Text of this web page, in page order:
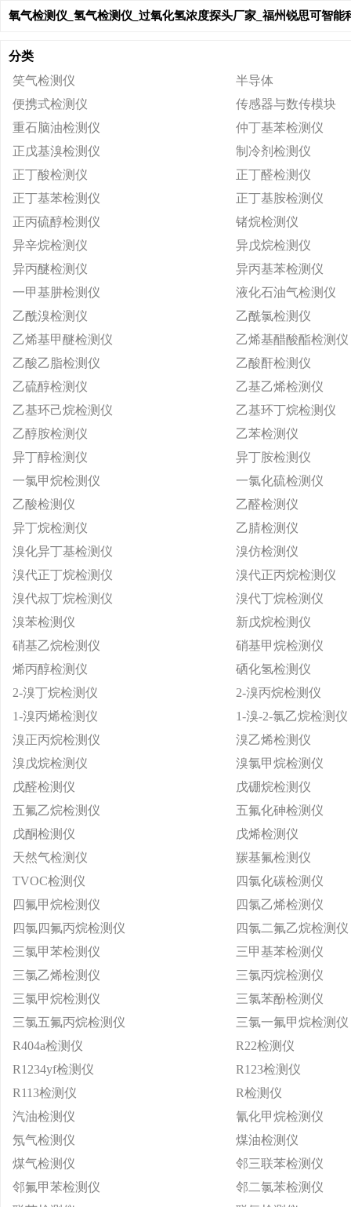
氧气检测仪_氢气检测仪_过氧化氢浓度探头厂家_福州锐思可智能
分类
笑气检测仪
半导体
便携式检测仪
传感器与数传模块
重石脑油检测仪
仲丁基苯检测仪
正戊基溴检测仪
制冷剂检测仪
正丁酸检测仪
正丁醛检测仪
正丁基苯检测仪
正丁基胺检测仪
正丙硫醇检测仪
锗烷检测仪
异辛烷检测仪
异戊烷检测仪
异丙醚检测仪
异丙基苯检测仪
一甲基肼检测仪
液化石油气检测仪
乙酰溴检测仪
乙酰氯检测仪
乙烯基甲醚检测仪
乙烯基醋酸酯检测仪
乙酸乙脂检测仪
乙酸酐检测仪
乙硫醇检测仪
乙基乙烯检测仪
乙基环己烷检测仪
乙基环丁烷检测仪
乙醇胺检测仪
乙苯检测仪
异丁醇检测仪
异丁胺检测仪
一氯甲烷检测仪
一氯化硫检测仪
乙酸检测仪
乙醛检测仪
异丁烷检测仪
乙腈检测仪
溴化异丁基检测仪
溴仿检测仪
溴代正丁烷检测仪
溴代正丙烷检测仪
溴代叔丁烷检测仪
溴代丁烷检测仪
溴苯检测仪
新戊烷检测仪
硝基乙烷检测仪
硝基甲烷检测仪
烯丙醇检测仪
硒化氢检测仪
2-溴丁烷检测仪
2-溴丙烷检测仪
1-溴丙烯检测仪
1-溴-2-氯乙烷检测仪
溴正丙烷检测仪
溴乙烯检测仪
溴戊烷检测仪
溴氯甲烷检测仪
戊醛检测仪
戊硼烷检测仪
五氟乙烷检测仪
五氟化砷检测仪
戊酮检测仪
戊烯检测仪
天然气检测仪
羰基氟检测仪
TVOC检测仪
四氯化碳检测仪
四氟甲烷检测仪
四氯乙烯检测仪
四氯四氟丙烷检测仪
四氯二氟乙烷检测仪
三氯甲苯检测仪
三甲基苯检测仪
三氯乙烯检测仪
三氯丙烷检测仪
三氯甲烷检测仪
三氯苯酚检测仪
三氯五氟丙烷检测仪
三氯一氟甲烷检测仪
R404a检测仪
R22检测仪
R1234yf检测仪
R123检测仪
R113检测仪
R检测仪
汽油检测仪
氰化甲烷检测仪
氖气检测仪
煤油检测仪
煤气检测仪
邻三联苯检测仪
邻氟甲苯检测仪
邻二氯苯检测仪